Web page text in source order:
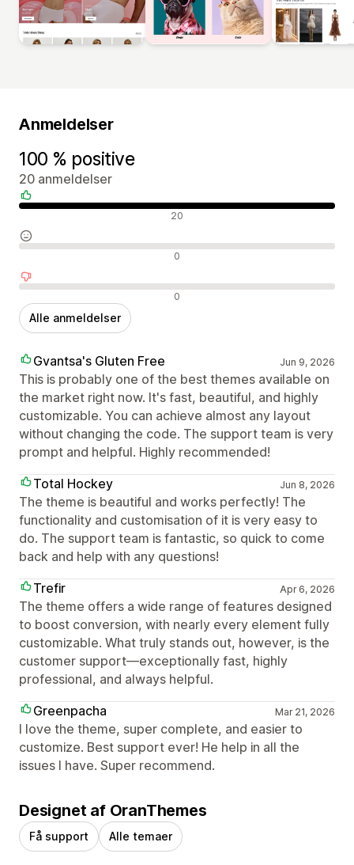
Anmeldelser
100 % positive
20 anmeldelser
Positive anmeldelser 20
Neutrale anmeldelser 0
Negative anmeldelser 0
Alle anmeldelser
Gvantsa's Gluten Free Jun 9, 2026
This is probably one of the best themes available on
the market right now. It's fast, beautiful, and highly
customizable. You can achieve almost any layout
without changing the code. The support team is very
prompt and helpful. Highly recommended!
Total Hockey
Jun 8, 2026
The theme is beautiful and works perfectly! The
functionality and customisation of it is very easy to
do. The support team is fantastic, so quick to come
back and help with any questions!
Trefir
Apr 6, 2026
The theme offers a wide range of features designed
to boost conversion, with nearly every element fully
customizable. What truly stands out, however, is the
customer support—exceptionally fast, highly
professional, and always helpful.
Greenpacha
Mar 21, 2026
I love the theme, super complete, and easier to
customize. Best support ever! He help in all the
issues I have. Super recommend.
Designet af OranThemes
Få support Alle temaer